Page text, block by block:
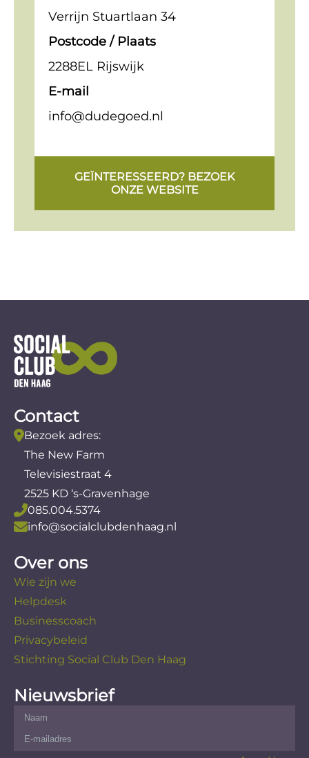
Verrijn Stuartlaan 34
Postcode / Plaats
2288EL Rijswijk
E-mail
info@dudegoed.nl
GEÏNTERESSEERD? BEZOEK
ONZE WEBSITE
Contact
Bezoek adres:
The New Farm
Televisiestraat 4
2525 KD ‘s-Gravenhage
085.004.5374
info@socialclubdenhaag.nl
Over ons
Wie zijn we
Helpdesk
Businesscoach
Privacybeleid
Stichting Social Club Den Haag
Nieuwsbrief